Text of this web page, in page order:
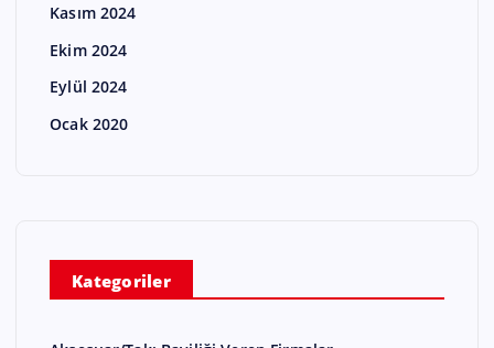
Kasım 2024
Ekim 2024
Eylül 2024
Ocak 2020
Kategoriler